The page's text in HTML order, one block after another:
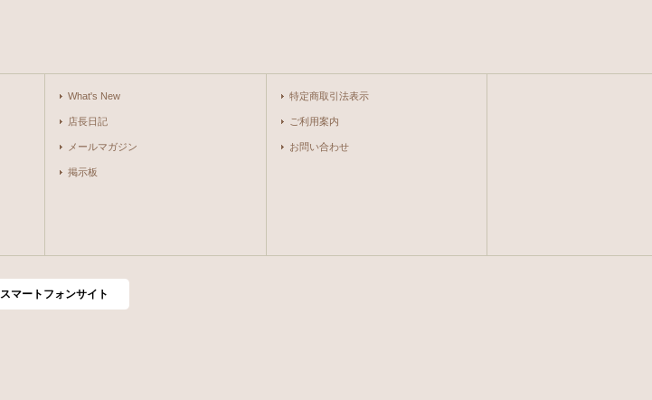
What's New
店長日記
メールマガジン
掲示板
特定商取引法表示
ご利用案内
お問い合わせ
スマートフォンサイト